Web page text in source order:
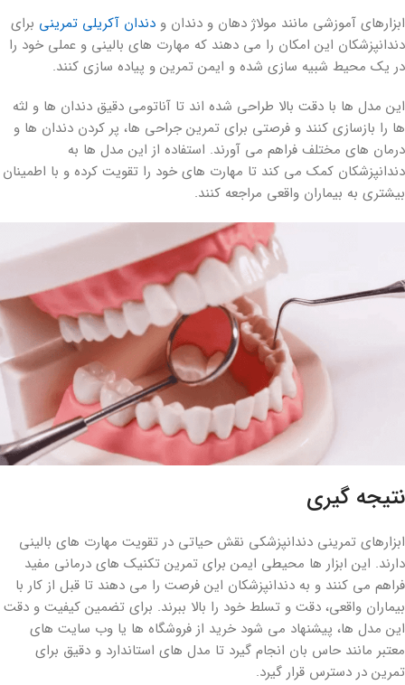
ابزارهای آموزشی مانند مولاژ دهان و دندان و دندان آکریلی تمرینی برای
دندانپزشکان این امکان را می دهند که مهارت های بالینی و عملی خود را
در یک محیط شبیه سازی شده و ایمن تمرین و پیاده سازی کنند.
این مدل ها با دقت بالا طراحی شده اند تا آناتومی دقیق دندان ها و لثه
ها را بازسازی کنند و فرصتی برای تمرین جراحی ها، پر کردن دندان ها و
درمان های مختلف فراهم می آورند. استفاده از این مدل ها به
دندانپزشکان کمک می کند تا مهارت های خود را تقویت کرده و با اطمینان
بیشتری به بیماران واقعی مراجعه کنند.
نتیجه گیری
ابزارهای تمرینی دندانپزشکی نقش حیاتی در تقویت مهارت های بالینی
دارند. این ابزار ها محیطی ایمن برای تمرین تکنیک های درمانی مفید
فراهم می کنند و به دندانپزشکان این فرصت را می دهند تا قبل از کار با
بیماران واقعی، دقت و تسلط خود را بالا ببرند. برای تضمین کیفیت و دقت
این مدل ها، پیشنهاد می شود خرید از فروشگاه ها یا وب سایت های
معتبر مانند حاس بان انجام گیرد تا مدل های استاندارد و دقیق برای
تمرین در دسترس قرار گیرد.